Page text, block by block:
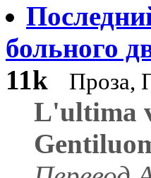
больного
11k Проза,
L'ultima